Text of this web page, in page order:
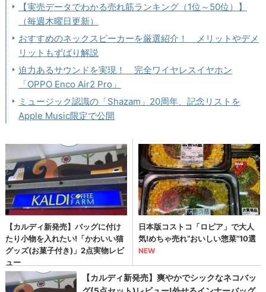
【実売データでわかる売れ筋ランキング（1位～50位）】
（毎週木曜日更新）
おすすめのネックスピーカーを厳選紹介！ メリットやデメ
リットもずばり解説
迫力あるサウンドを実現！ 完全ワイヤレスイヤホン
「OPPO Enco Air2 Pro」
ミュージック認識の「Shazam」20周年、記念リストを
Apple Music限定で公開